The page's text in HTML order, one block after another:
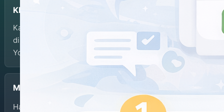
KBJI
Kamus Bahasa Jawa-Indonesia dikembangkan dan
dikelola oleh Balai Bahasa Provinsi Daerah Istimewa
Yogyakarta.
Menu
Halaman Depan